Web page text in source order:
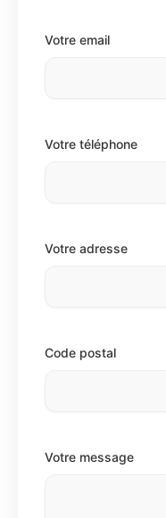
Votre email
Votre téléphone
Votre adresse
Code postal
Votre message